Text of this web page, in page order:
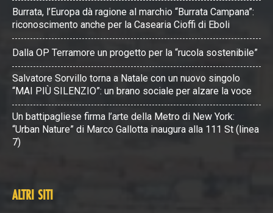
Burrata, l’Europa dà ragione al marchio “Burrata Campana”:
riconoscimento anche per la Casearia Cioffi di Eboli
Dalla OP Terramore un progetto per la “rucola sostenibile”
Salvatore Sorvillo torna a Natale con un nuovo singolo
“MAI PIÙ SILENZIO”: un brano sociale per alzare la voce
Un battipagliese firma l’arte della Metro di New York:
“Urban Nature” di Marco Gallotta inaugura alla 111 St (linea
7)
ALTRI SITI